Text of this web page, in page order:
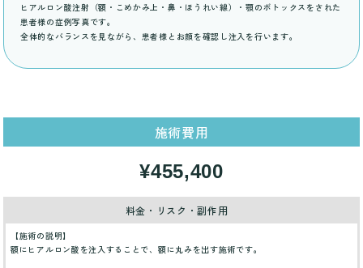
ヒアルロン酸注射（額・こめかみ上・鼻・ほうれい線）・顎のボトックスをされた
患者様の症例写真です。
全体的なバランスを見ながら、患者様とお顔を確認し注入を行います。
施術費用
¥455,400
料金・リスク・副作用
【施術の説明】
額にヒアルロン酸を注入することで、額に丸みを出す施術です。